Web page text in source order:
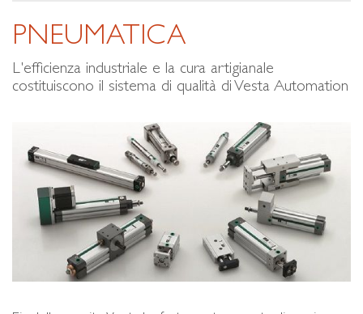
Prodotti
News
PNEUMATICA
L'efficienza industriale e la cura artigianale
costituiscono il sistema di qualità di Vesta Automation